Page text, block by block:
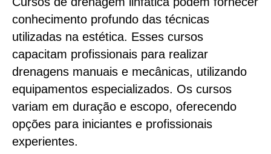
conhecimento profundo das técnicas
utilizadas na estética. Esses cursos
capacitam profissionais para realizar
drenagens manuais e mecânicas, utilizando
equipamentos especializados. Os cursos
variam em duração e escopo, oferecendo
opções para iniciantes e profissionais
experientes.